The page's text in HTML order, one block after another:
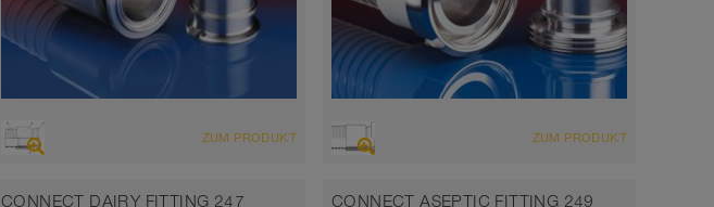
ZUM PRODUKT ZUM PRODUKT
CONNECT DAIRY FITTING 247 CONNECT ASEPTIC FITTING 249